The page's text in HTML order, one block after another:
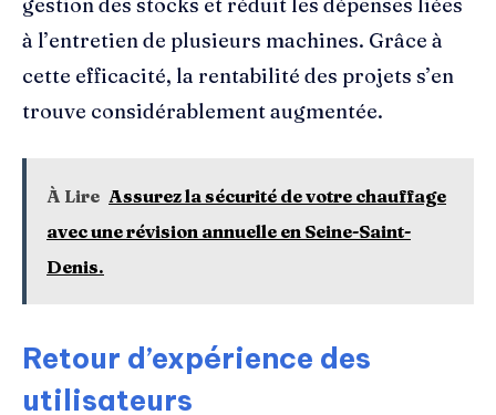
à l’entretien de plusieurs machines. Grâce à
cette efficacité, la rentabilité des projets s’en
trouve considérablement augmentée.
À Lire Assurez la sécurité de votre chauffage
avec une révision annuelle en Seine-Saint-
Denis.
Retour d’expérience des
utilisateurs